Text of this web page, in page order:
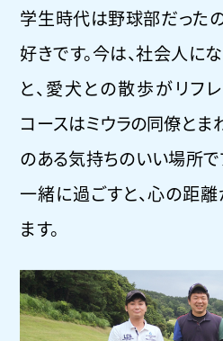
学生時代は野球部だった
好きです。今は、社会人に
と、愛犬との散歩がリフ
コースはミウラの同僚とま
のある気持ちのいい場所
一緒に過ごすと、心の距
ます。